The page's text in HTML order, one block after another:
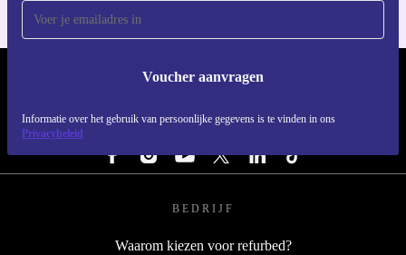
Voucher aanvragen
Informatie over het gebruik van persoonlijke gegevens is te vinden in ons
Privacybeleid
REFURBED NEDERLAND - RETHINK NEW.
VOLG ONS
BEDRIJF
Waarom kiezen voor refurbed?